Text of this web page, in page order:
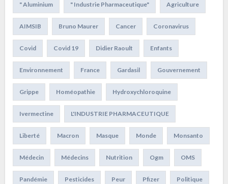
" Aluminium " Industrie Pharmaceutique" Agriculture
AIMSIB Bruno Maurer Cancer Coronavirus
Covid Covid 19 Didier Raoult Enfants
Environnement France Gardasil Gouvernement
Grippe Homéopathie Hydroxychloroquine
Ivermectine L'INDUSTRIE PHARMACEUTIQUE
Liberté Macron Masque Monde Monsanto
Médecin Médecins Nutrition Ogm OMS
Pandémie Pesticides Peur Pfizer Politique